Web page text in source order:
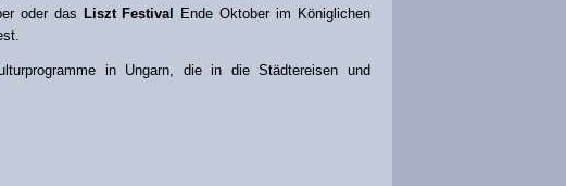
oder das Liszt Festival Ende Oktober im Königlichen
in Ungarn, die in die Städtereisen und